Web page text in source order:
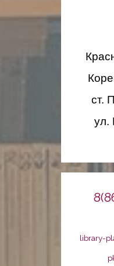
ст.
ул.
library-